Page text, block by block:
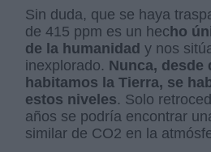
Sin duda, que se haya
de 415 ppm es un hec ho
de la humanidad y nos
inexplorado. Nunca, desde
habitamos la Tierra, se
estos niveles. Solo
años se podría encontrar
similar de CO2 en la